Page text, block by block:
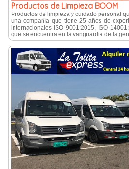
Productos de Limpieza BOOM
Productos de limpieza y cuidado personal
una compañí­a que tiene 25 años de
internacionales ISO 9001:2015, ISO
que se encuentra en la vanguardia de la